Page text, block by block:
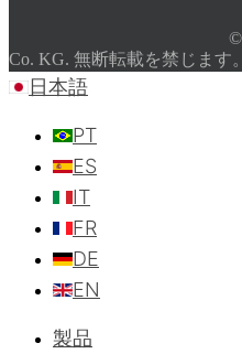
©
Co. KG. 無断転載を禁じます。
日本語
PT
ES
IT
FR
DE
EN
製品